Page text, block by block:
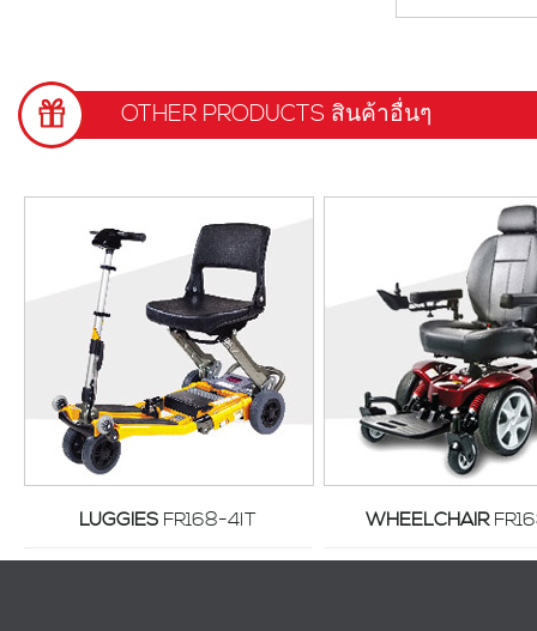
OTHER PRODUCTS สินค้าอื่นๆ
LUGGIES FR168-4IT WHEELCHAIR